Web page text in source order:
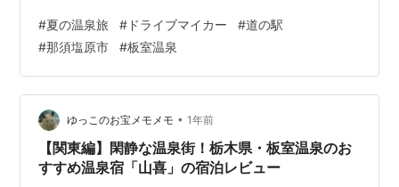
今回の旅のまとめ 旅の計画 自分の暮らしている首都圏か
ら車で少し遠くへ、となると、高速道路で行くことにな
ります。 首都圏からは放射状にいくつかの高速道路が広
がっています。 これまで、何度かハイウェイ温泉旅をし
てきました。 東名高速道路で、静岡県へ 中央自動車道
で、山梨県・長野県へ 関…
#夏の温泉旅 # ドライブマイカー #道の駅
#那須塩原市 #板室温泉
ゆっこのお宝メモメモ • 1年前
【関東編】閑静な温泉街！栃木県・板室温泉のお
すすめ温泉宿「山喜」の宿泊レビュー